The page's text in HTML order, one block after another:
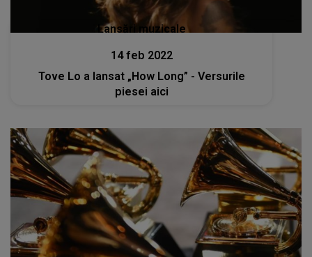
Lansări muzicale
14 feb 2022
Tove Lo a lansat „How Long” - Versurile
piesei aici